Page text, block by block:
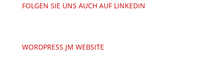
FOLGEN SIE UNS AUCH AUF LINKEDIN
WORDPRESS JM WEBSITE